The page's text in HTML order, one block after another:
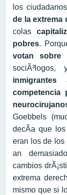
los
de la extrema
colas
pobres.
votan sobre
inmigrantes
competencia
Goebbels
decÃ­a que
eran los de
an
cambios
extrema
mismo que si